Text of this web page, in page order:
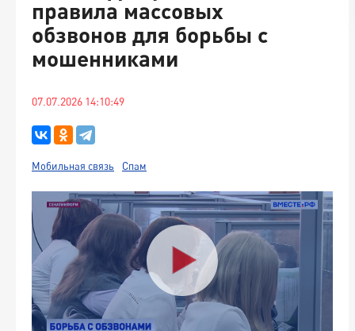
правила массовых
обзвонов для борьбы с
мошенниками
07.07.2026 14:10:49
Мобильная связь Спам